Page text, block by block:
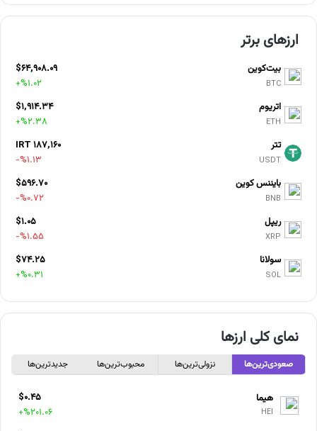
ارزهای برتر
بیت‌کوین
BTC
$64,908.09
+%1.02
اتریوم
ETH
$1,914.34
+%2.38
تتر
USDT
IRT 187,160
-%1.13
بایننس کوین
BNB
$596.70
-%0.72
ریپل
XRP
$1.05
-%1.55
سولانا
SOL
$74.25
+%0.31
نمای کلی ارزها
صعودی‌ترین‌ها نزولی‌ترین‌ها محبوب‌ترین‌ها جدیدترین‌ها
هیما
HEI
$0.45
+%201.06